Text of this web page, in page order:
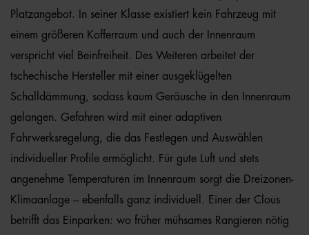
Platzangebot. In seiner Klasse existiert kein Fahrzeug mit
einem größeren Kofferraum und auch der Innenraum
verspricht viel Beinfreiheit. Des Weiteren arbeitet der
tschechische Hersteller mit einer ausgeklügelten
Schalldämmung, sodass kaum Geräusche in den Innenraum
gelangen. Gefahren wird mit einer adaptiven
Fahrwerksregelung, die das Festlegen und Auswählen
individueller Profile ermöglicht. Für gute Luft und stets
angenehme Temperaturen im Innenraum sorgt die Dreizonen-
Klimaanlage – ebenfalls ganz individuell. Einer der Clous
betrifft das Einparken: wo früher mühsames Rangieren nötig